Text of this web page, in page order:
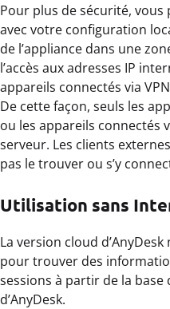
Pour plus de sécurité, vous
avec votre configuration
de l’appliance dans une
l’accès aux adresses IP
appareils connectés via
De cette façon, seuls les
ou les appareils connectés
serveur. Les clients
pas le trouver ou s’y
Utilisation sans
La version cloud
pour trouver des
sessions à partir de la
d’AnyDesk.